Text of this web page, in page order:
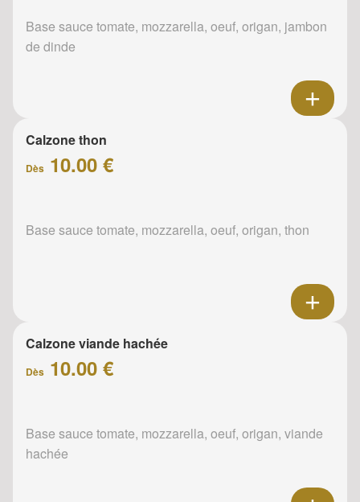
Base sauce tomate, mozzarella, oeuf, origan, jambon
de dinde
Calzone thon
Dès 10.00 €
Base sauce tomate, mozzarella, oeuf, origan, thon
Calzone viande hachée
Dès 10.00 €
Base sauce tomate, mozzarella, oeuf, origan, viande
hachée